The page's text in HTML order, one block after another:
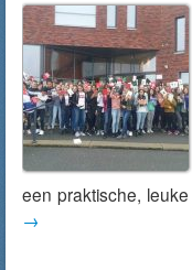
een praktische,
→